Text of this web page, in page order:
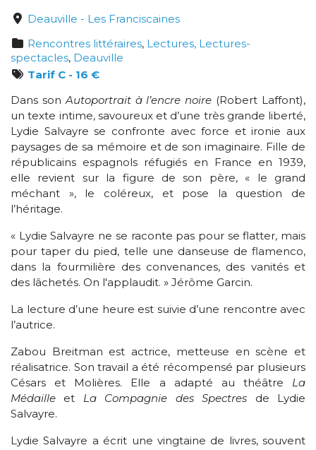
Deauville - Les Franciscaines
Rencontres littéraires, Lectures, Lectures-
spectacles, Deauville
Tarif C - 16 €
Dans sonAutoportrait à l’encre noire (Robert Laffont),
un texte intime, savoureux et d’une très grande liberté,
Lydie Salvayre se confronte avec force et ironie aux
paysages de sa mémoire et de son imaginaire. Fille de
républicains espagnols réfugiés en France en 1939,
elle revient sur la figure de son père, « le grand
méchant », le coléreux, et pose la question de
l’héritage.
« Lydie Salvayre ne se raconte pas pour se flatter, mais
pour taper du pied, telle une danseuse de flamenco,
dans la fourmilière des convenances, des vanités et
des lâchetés. On l'applaudit. » Jérôme Garcin.
La lecture d’une heure est suivie d’une rencontre avec
l’autrice.
Zabou Breitman est actrice, metteuse en scène et
réalisatrice. Son travail a été récompensé par plusieurs
Césars et Molières. Elle a adapté au théâtre La
Médaille et La Compagnie des Spectres de Lydie
Salvayre.
Lydie Salvayre a écrit une vingtaine de livres, souvent